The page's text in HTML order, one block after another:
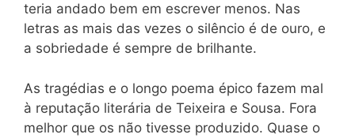
teria andado bem em escrever menos. Nas
letras as mais das vezes o silêncio é de ouro, e
a sobriedade é sempre de brilhante.
As tragédias e o longo poema épico fazem mal
à reputação literária de Teixeira e Sousa. Fora
melhor que os não tivesse produzido. Quase o